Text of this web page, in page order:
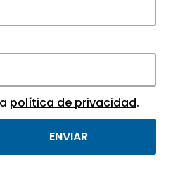
más destacadas de
científicos y
política de privacidad.